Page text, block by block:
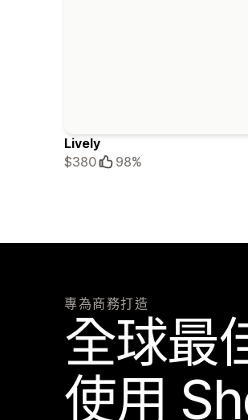
Lively
$380
98%
專為商務打造
全球最
使用